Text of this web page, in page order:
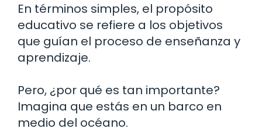
En términos simples, el propósito
educativo se refiere a los objetivos
que guían el proceso de enseñanza y
aprendizaje.
Pero, ¿por qué es tan importante?
Imagina que estás en un barco en
medio del océano.